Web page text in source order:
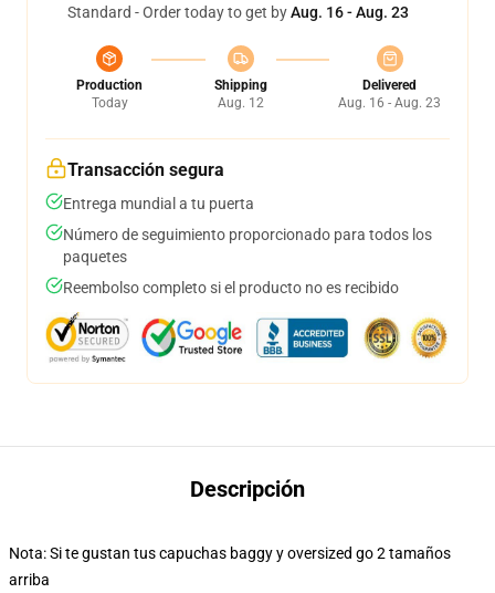
Standard - Order today to get byAug. 16 - Aug. 23
Production
Today
Shipping
Aug. 12
Delivered
Aug. 16 - Aug. 23
Transacción segura
Entrega mundial a tu puerta
Número de seguimiento proporcionado para todos los
paquetes
Reembolso completo si el producto no es recibido
Descripción
Nota: Si te gustan tus capuchas baggy y oversized go 2 tamaños
arriba